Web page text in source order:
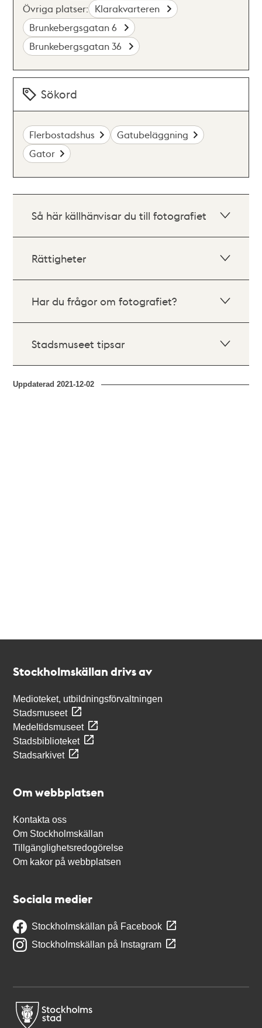
Övriga platser: Klarakvarteren
Brunkebergsgatan 6
Brunkebergsgatan 36
Sökord
Flerbostadshus
Gatubeläggning
Gator
Så här källhänvisar du till fotografiet
Rättigheter
Har du frågor om fotografiet?
Stadsmuseet tipsar
Uppdaterad2021-12-02
Stockholmskällan drivs av
Medioteket, utbildningsförvaltningen
Stadsmuseet
Medeltidsmuseet
Stadsbiblioteket
Stadsarkivet
Om webbplatsen
Kontakta oss
Om Stockholmskällan
Tillgänglighetsredogörelse
Om kakor på webbplatsen
Sociala medier
Stockholmskällan på Facebook
Stockholmskällan på Instagram